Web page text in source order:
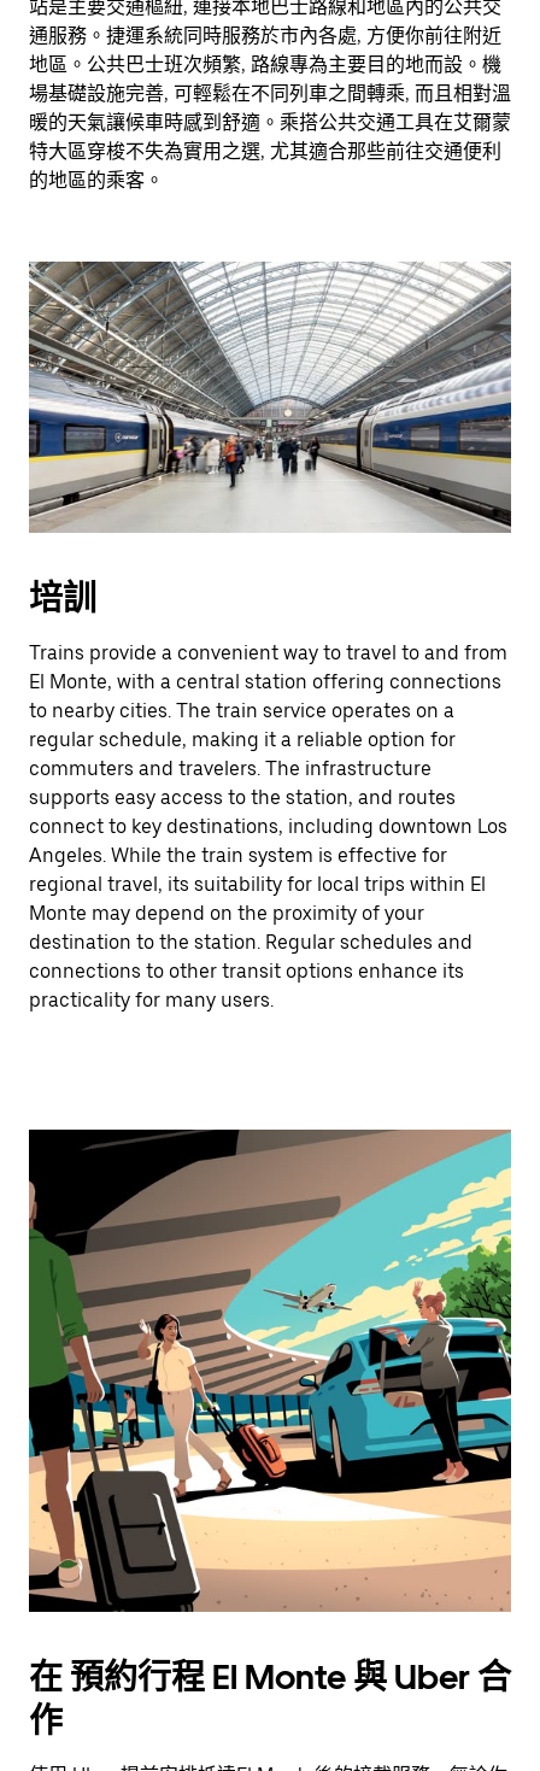
站是主要交通樞紐, 連接本地巴士路線和地區內的公共交
通服務。捷運系統同時服務於市內各處, 方便你前往附近
地區。公共巴士班次頻繁, 路線專為主要目的地而設。機
場基礎設施完善, 可輕鬆在不同列車之間轉乘, 而且相對溫
暖的天氣讓候車時感到舒適。乘搭公共交通工具在艾爾蒙
特大區穿梭不失為實用之選, 尤其適合那些前往交通便利
的地區的乘客。
培訓
Trains provide a convenient way to travel to and from
El Monte, with a central station offering connections
to nearby cities. The train service operates on a
regular schedule, making it a reliable option for
commuters and travelers. The infrastructure
supports easy access to the station, and routes
connect to key destinations, including downtown Los
Angeles. While the train system is effective for
regional travel, its suitability for local trips within El
Monte may depend on the proximity of your
destination to the station. Regular schedules and
connections to other transit options enhance its
practicality for many users.
在 預約行程 El Monte 與 Uber 合
作